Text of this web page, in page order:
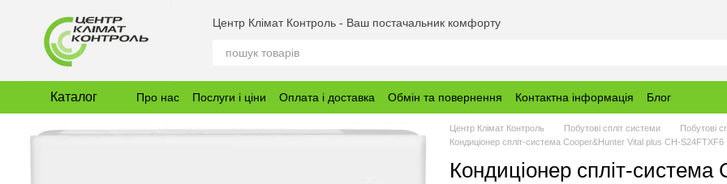
Центр Клімат Контроль - Ваш постачальник комфорту
Каталог Про нас Послуги і ціни Оплата і доставка Обмін та повернення Контактна інформація Блог
Центр Клімат Контроль Побутові спліт системи
Побутові
Кондиціонер спліт-система Cooper&Hunter Vital plus CH-S24FTXF6
Кондиціонер спліт-